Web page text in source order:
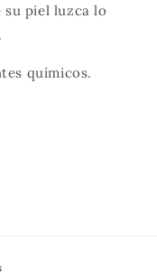
su piel luzca lo
químicos.